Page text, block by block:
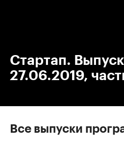
Стартап.
27.06.2019,
Все выпуски